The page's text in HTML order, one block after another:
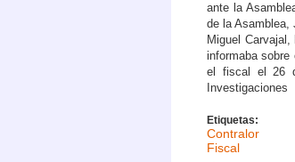
ante la
de la Asamblea,
Miguel
informaba sobre
el fiscal el 26
Investigaciones
Etiquetas:
Contralor
Fiscal